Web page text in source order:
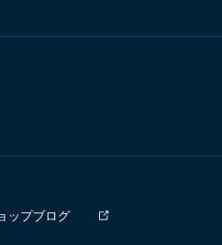
ップブログ